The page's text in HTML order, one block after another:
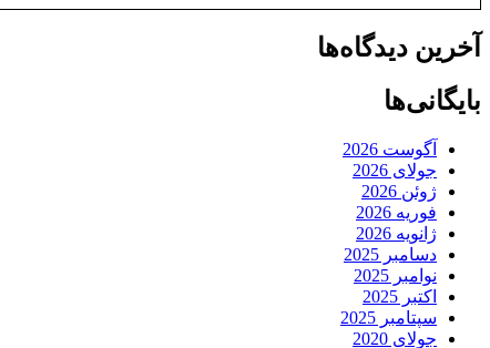
آخرین دیدگاه‌ها
بایگانی‌ها
آگوست 2026
جولای 2026
ژوئن 2026
فوریه 2026
ژانویه 2026
دسامبر 2025
نوامبر 2025
اکتبر 2025
سپتامبر 2025
جولای 2020